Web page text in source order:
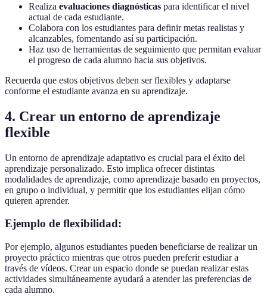
Realiza evaluaciones diagnósticas para identificar el nivel
actual de cada estudiante.
Colabora con los estudiantes para definir metas realistas y
alcanzables, fomentando así su participación.
Haz uso de herramientas de seguimiento que permitan evaluar
el progreso de cada alumno hacia sus objetivos.
Recuerda que estos objetivos deben ser flexibles y adaptarse
conforme el estudiante avanza en su aprendizaje.
4. Crear un entorno de aprendizaje
flexible
Un entorno de aprendizaje adaptativo es crucial para el éxito del
aprendizaje personalizado. Esto implica ofrecer distintas
modalidades de aprendizaje, como aprendizaje basado en proyectos,
en grupo o individual, y permitir que los estudiantes elijan cómo
quieren aprender.
Ejemplo de flexibilidad:
Por ejemplo, algunos estudiantes pueden beneficiarse de realizar un
proyecto práctico mientras que otros pueden preferir estudiar a
través de vídeos. Crear un espacio donde se puedan realizar estas
actividades simultáneamente ayudará a atender las preferencias de
cada alumno.